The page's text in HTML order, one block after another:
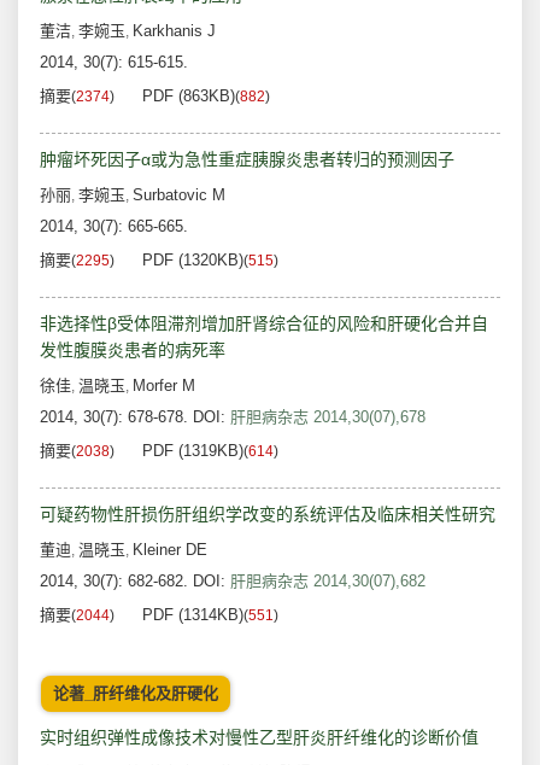
董洁, 李婉玉, Karkhanis J
2014, 30(7): 615-615.
摘要(2374) PDF (863KB)(882)
肿瘤坏死因子α或为急性重症胰腺炎患者转归的预测因子
孙丽, 李婉玉, Surbatovic M
2014, 30(7): 665-665.
摘要(2295) PDF (1320KB)(515)
非选择性β受体阻滞剂增加肝肾综合征的风险和肝硬化合并自
发性腹膜炎患者的病死率
徐佳, 温晓玉, Morfer M
2014, 30(7): 678-678. DOI: 肝胆病杂志 2014,30(07),678
摘要(2038) PDF (1319KB)(614)
可疑药物性肝损伤肝组织学改变的系统评估及临床相关性研究
董迪, 温晓玉, Kleiner DE
2014, 30(7): 682-682. DOI: 肝胆病杂志 2014,30(07),682
摘要(2044) PDF (1314KB)(551)
论著_肝纤维化及肝硬化
实时组织弹性成像技术对慢性乙型肝炎肝纤维化的诊断价值